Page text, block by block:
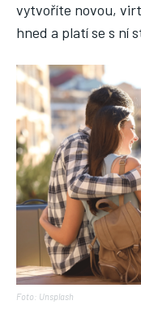
vytvoříte novou,
hned a platí se s ní
Foto: Unsplash